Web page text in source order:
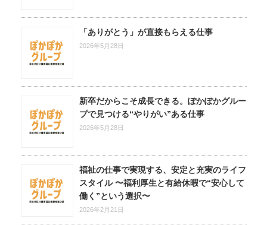
「ありがとう」が直接もらえる仕事
2026年5月28日
新卒だからこそ成長できる。ぽかぽかグルー
プで見つける“やりがい”ある仕事
2026年5月28日
福祉の仕事で実現する、安定と充実のライフ
スタイル 〜福利厚生と有給休暇で“安心して
働く”という選択〜
2026年2月21日